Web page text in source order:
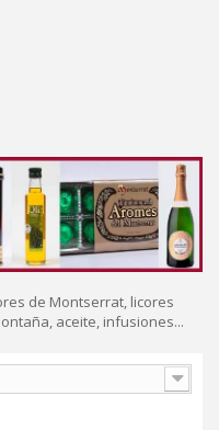
de Montserrat, licores
aceite, infusiones...